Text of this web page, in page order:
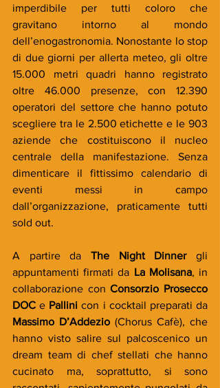
imperdibile per tutti coloro che
gravitano intorno al mondo
dell’enogastronomia. Nonostante lo stop
di due giorni per allerta meteo, gli oltre
15.000 metri quadri hanno registrato
oltre 46.000 presenze, con 12.390
operatori del settore che hanno potuto
scegliere tra le 2.500 etichette e le 903
aziende che costituiscono il nucleo
centrale della manifestazione. Senza
dimenticare il fittissimo calendario di
eventi messi in campo
dall’organizzazione, praticamente tutti
sold out.
A partire da The Night Dinner gli
appuntamenti firmati da La Molisana, in
collaborazione con Consorzio Prosecco
DOC e Pallini
Massimo D’Addezio (Chorus Cafè), che
hanno visto salire sul palcoscenico un
dream team di chef stellati che hanno
cucinato ma, soprattutto, si sono